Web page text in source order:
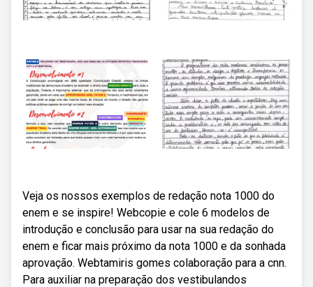
Veja os nossos exemplos de redação nota 1000 do
enem e se inspire! Webcopie e cole 6 modelos de
introdução e conclusão para usar na sua redação do
enem e ficar mais próximo da nota 1000 e da sonhada
aprovação. Webtamiris gomes colaboração para a cnn.
Para auxiliar na preparação dos vestibulandos